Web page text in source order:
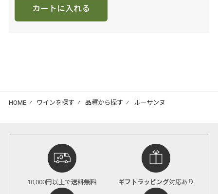
カートに入れる
HOME ⁄ ワインを探す ⁄ 品種から探す ⁄ ルーサンヌ
10,000円以上で送料無料 ギフトラッピング対応あり